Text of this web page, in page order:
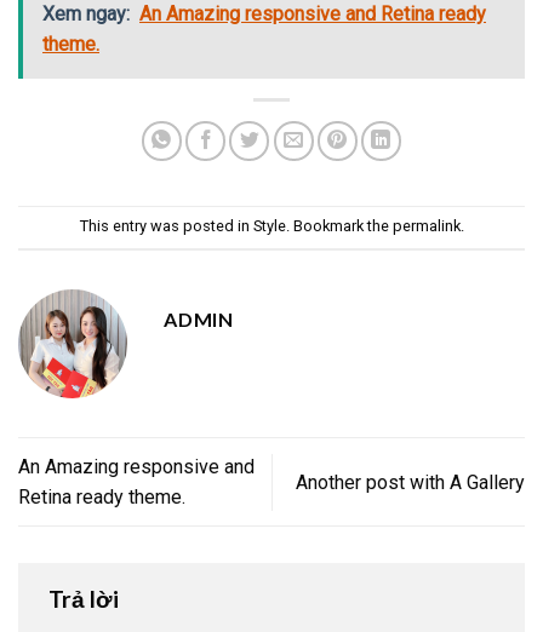
Xem ngay: An Amazing responsive and Retina ready
theme.
This entry was posted in Style. Bookmark the permalink.
ADMIN
An Amazing responsive and
Retina ready theme.
Another post with A Gallery
Trả lời